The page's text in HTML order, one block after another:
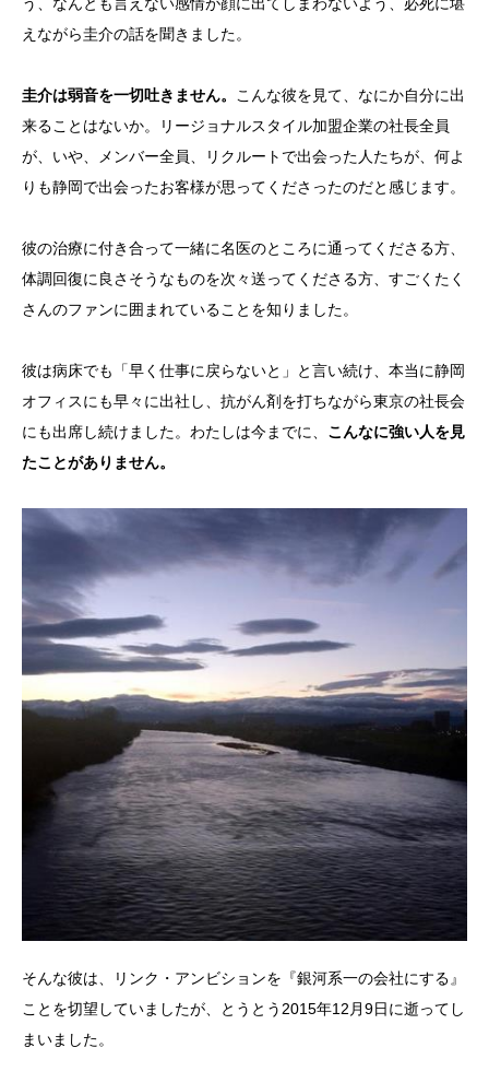
えながら圭介の話を聞きました。
圭介は弱音を一切吐きません。
こんな彼を見て、なにか自分に出
来ることはないか。リージョナルスタイル加盟企業の社長全員
が、いや、メンバー全員、リクルートで出会った人たちが、何よ
りも静岡で出会ったお客様が思ってくださったのだと感じます。
彼の治療に付き合って一緒に名医のところに通ってくださる方、
体調回復に良さそうなものを次々送ってくださる方、すごくたく
さんのファンに囲まれていることを知りました。
彼は病床でも「早く仕事に戻らないと」と言い続け、本当に静岡
オフィスにも早々に出社し、抗がん剤を打ちながら東京の社長会
にも出席し続けました。わたしは今までに、 こんなに強い人を見
たことがありません。
そんな彼は、リンク・アンビションを『銀河系一の会社にする』
ことを切望していましたが、とうとう2015年12月9日に逝ってし
まいました。